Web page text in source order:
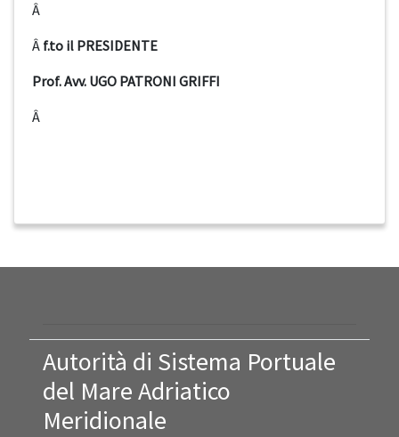
Â
Â f.to il PRESIDENTE
Prof. Avv. UGO PATRONI GRIFFI
Â
Autorità di Sistema Portuale
del Mare Adriatico
Meridionale